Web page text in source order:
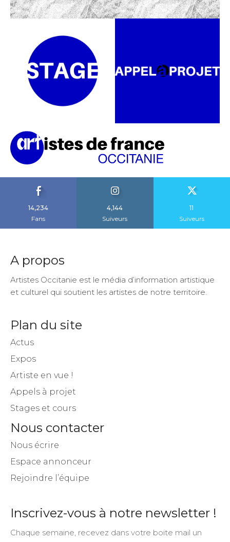
14,234
Fans
4,144
Suiveurs
11
Suiveurs
A propos
Artistes Occitanie est le média d’information artistique
et culturel qui soutient les artistes de notre territoire.
Plan du site
Actus
Expos
Artiste en vue !
Appels à projet
Stages et cours
Nous contacter
Nous écrire
Espace annonceur
Rejoindre l’équipe
Inscrivez-vous à notre newsletter !
Chaque semaine, recevez dans votre boite mail un